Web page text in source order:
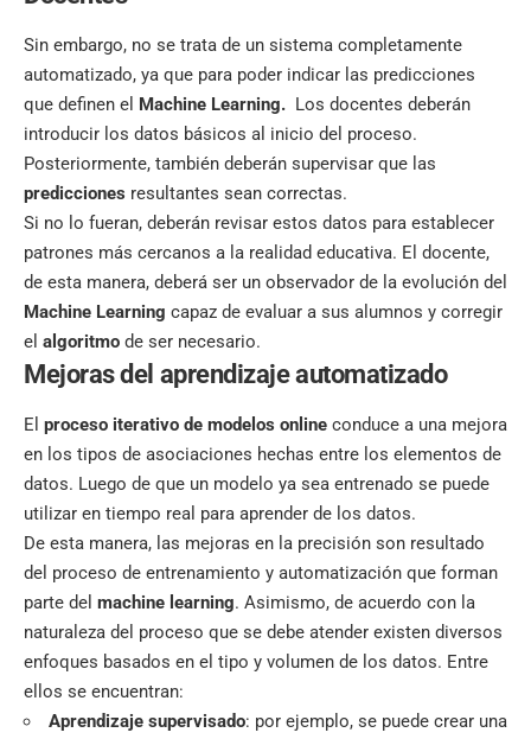
Sin embargo, no se trata de un sistema completamente
automatizado, ya que para poder indicar las predicciones
que definen el Machine Learning. Los docentes deberán
introducir los datos básicos al inicio del proceso.
Posteriormente, también deberán supervisar que las
predicciones resultantes sean correctas.
Si no lo fueran, deberán revisar estos datos para establecer
patrones más cercanos a la realidad educativa. El docente,
de esta manera, deberá ser un observador de la evolución del
Machine Learning capaz de evaluar a sus alumnos y corregir
el algoritmo de ser necesario.
Mejoras del aprendizaje automatizado
El proceso iterativo de modelos online conduce a una mejora
en los tipos de asociaciones hechas entre los elementos de
datos. Luego de que un modelo ya sea entrenado se puede
utilizar en tiempo real para aprender de los datos.
De esta manera, las mejoras en la precisión son resultado
del proceso de entrenamiento y automatización que forman
parte del machine learning. Asimismo, de acuerdo con la
naturaleza del proceso que se debe atender existen diversos
enfoques basados en el tipo y volumen de los datos. Entre
ellos se encuentran:
Aprendizaje supervisado: por ejemplo, se puede crear una